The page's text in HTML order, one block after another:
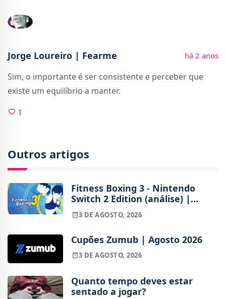
Jorge Loureiro | Fearme há 2 anos
Sim, o importante é ser consistente e perceber que
existe um equilíbrio a manter.
1
Outros artigos
Fitness Boxing 3 - Nintendo
Switch 2 Edition (análise) |
Treinos refinados, mas ainda
fora de ritmo
3 DE AGOSTO, 2026
Cupões Zumub | Agosto 2026
3 DE AGOSTO, 2026
Quanto tempo deves estar
sentado a jogar?